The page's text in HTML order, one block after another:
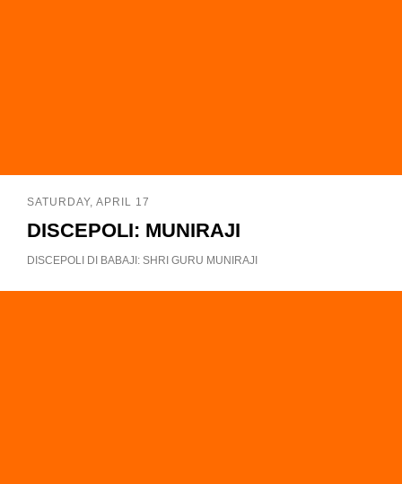
SATURDAY, APRIL 17
DISCEPOLI: MUNIRAJI
DISCEPOLI DI BABAJI: SHRI GURU MUNIRAJI